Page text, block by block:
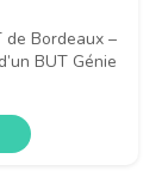
de Bordeaux –
BUT Génie